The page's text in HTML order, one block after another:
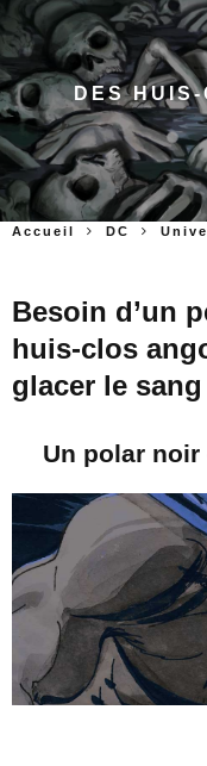
DES
Accueil DC
Besoin d’un
huis-clos
glacer le sang
Un polar